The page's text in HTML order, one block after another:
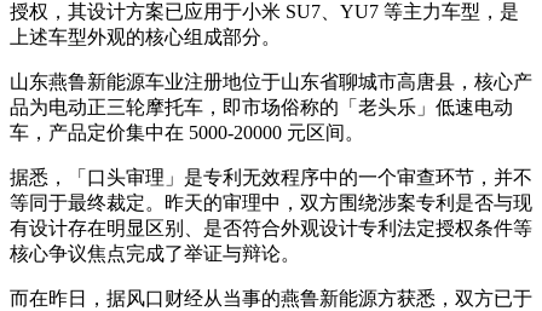
授权，其设计方案已应用于小米 SU7、YU7 等主力车型，是
上述车型外观的核心组成部分。
山东燕鲁新能源车业注册地位于山东省聊城市高唐县，核心产
品为电动正三轮摩托车，即市场俗称的「老头乐」低速电动
车，产品定价集中在 5000-20000 元区间。
据悉，「口头审理」是专利无效程序中的一个审查环节，并不
等同于最终裁定。昨天的审理中，双方围绕涉案专利是否与现
有设计存在明显区别、是否符合外观设计专利法定授权条件等
核心争议焦点完成了举证与辩论。
而在昨日，据风口财经从当事的燕鲁新能源方获悉，双方已于